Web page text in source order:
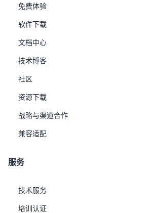
免费体验
软件下载
文档中心
技术博客
社区
资源下载
战略与渠道合作
兼容适配
服务
技术服务
培训认证